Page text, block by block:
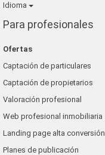
Idioma
Para profesionales
Ofertas
Captación de particulares
Captación de propietarios
Valoración profesional
Web profesional inmobiliaria
Landing page alta conversión
Planes de publicación